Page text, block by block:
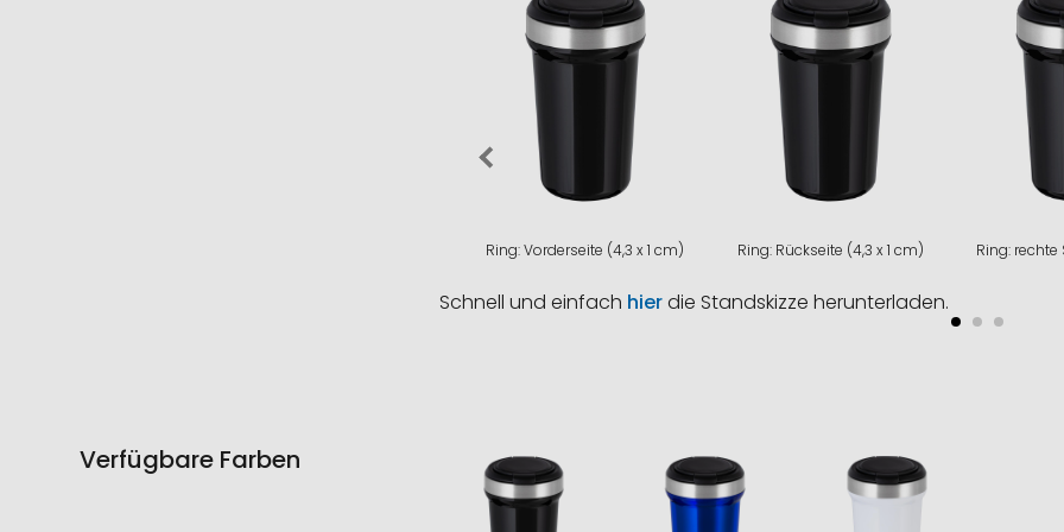
Ring: Vorderseite (4,3 x 1 cm) Ring: Rückseite (4,3 x 1 cm) Ring: rechte
Schnell und einfach hierdie Standskizze herunterladen.
Verfügbare Farben